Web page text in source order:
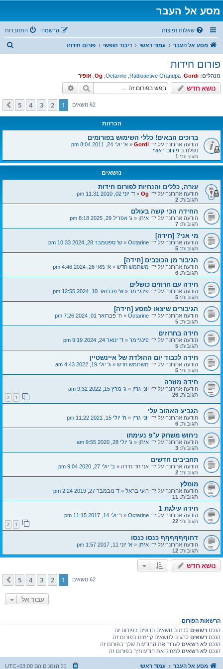
מסע אל העבר
שאלות נפוצות התחברות הרשמה
מסע אל העבר עמוד ראשי דיבור חופשי פורום חידות
ח
פורום חידות
מנהלים: Gordi
,
Radioactive Grandpa
,
Octarine
,
Og
, אופיר
נושא חדש חיפוש
62 נושאים 1
2
3
4
5 הבא
הכרזות
ברוכים הבאים! כללי השימוש בפורומים
הודעה אחרונה על ידי Gordi
«א' יולי 24, 2011 8:04 pm
נשלח בפורום ראשי
תגובות: 1
נושאים
עזרה, כללים והנחיות לפורום חידות
הודעה אחרונה על ידי Og
«ד' יוני 02, 2010 11:31 pm
תגובות: 2
החידה הכי קשה בעולם
הודעה אחרונה על ידי איתן«ג' אפריל 29, 2025 8:18 pm
תגובות: 7
מי אני? [חידה]
הודעה אחרונה על ידי Octarine
«ש' ספטמבר 28, 2024 10:33 pm
תגובות: 5
הגיבור מן הכוכבים [חידה]
הודעה אחרונה על ידי משתמש חדש«א' מאי 26, 2024 4:46 pm
תגובות: 6
חידה עם חרוזים כושלים
הודעה אחרונה על ידי פינגיימר«ש' פברואר 10, 2024 12:55 pm
תגובות: 5
הגיבורים שיצאו למסע [חידה]
הודעה אחרונה על ידי Octarine
«ה' פברואר 01, 2024 7:26 pm
תגובות: 5
חידה בחרוזים
הודעה אחרונה על ידי פינגיימר«ד' ינואר 24, 2024 9:19 pm
תגובות: 5
חידה לכבוד יום ההולדת של איינשטיין
הודעה אחרונה על ידי משתמש חדש«ג' יולי 19, 2022 4:43 am
תגובות: 5
חידה מוזרה
הודעה אחרונה על ידי יוני גרין«ג' מרץ 15, 2022 9:32 am
תגובות: 26
2
הגביע האהוב עלי
הודעה אחרונה על ידי יוני גרין«ה' יולי 15, 2021 11:22 pm
תגובות: 6
ניחוש משחק ע"פ נעימתו
הודעה אחרונה על ידי איתן«ג' יולי 28, 2020 9:55 am
תגובות: 3
תחביבים חדשים
הודעה אחרונה על ידי אני חד חידה«ב' יולי 27, 2020 9:04 pm
תגובות: 2
מומלץ
הודעה אחרונה על ידי רועי בראל«ד' נובמבר 27, 2019 2:24 pm
תגובות: 11
חידה עילגת 1
הודעה אחרונה על ידי Octarine
«ו' יולי 14, 2017 11:15 pm
תגובות: 22
2
דחוףףףףףף כנסו כנסו
הודעה אחרונה על ידי איתן«א' יוני 11, 2017 1:57 pm
תגובות: 12
נושא חדש
62 נושאים 1
2
3
4
5 הבא
עבור אל
הרשאות הפורום
הנכם רשאיםלכתוב נושאים חדשים בפורום זה
הנכם רשאיםלהגיב לנושאים קיימים בפורום זה
הנכם לא רשאיםלערוך את ההודעות שלך בפורום זה
הנכם לא רשאיםלמחוק את הודעותיך בפורום זה
מסע אל העבר עמוד ראשי כל הזמנים הם UTC+03:00